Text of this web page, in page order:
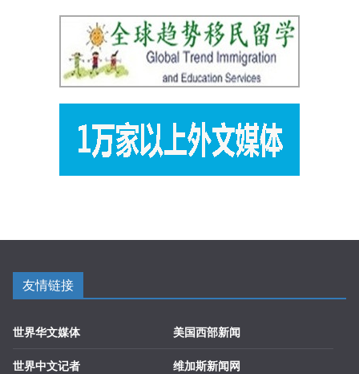
友情链接
世界华文媒体
世界中文记者
美国西部新闻
维加斯新闻网